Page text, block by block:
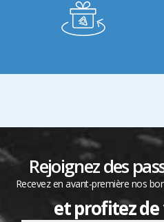
Rejoignez des
Recevez en avant-première nos
et profitez de